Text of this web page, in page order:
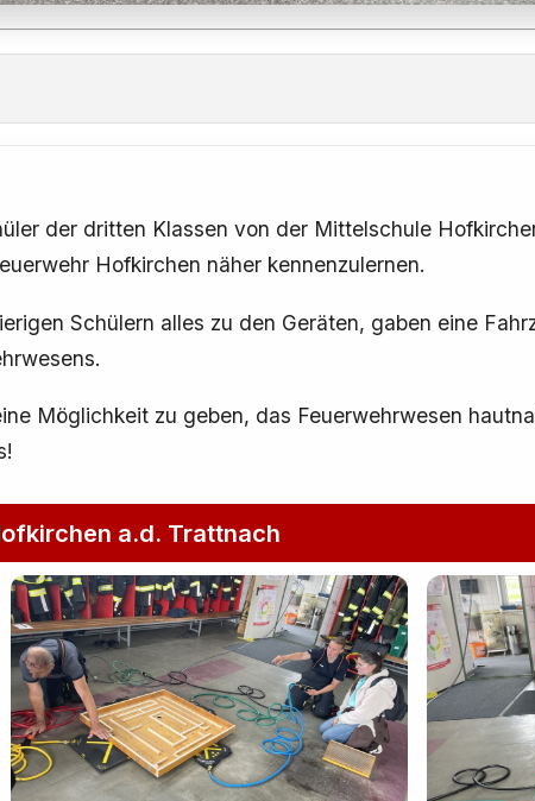
der dritten Klassen von der Mittelschule
Hofkirchen näher kennenzulernen.
Schülern alles zu den Geräten, gaben eine
Möglichkeit zu geben, das Feuerwehrwesen
a.d. Trattnach